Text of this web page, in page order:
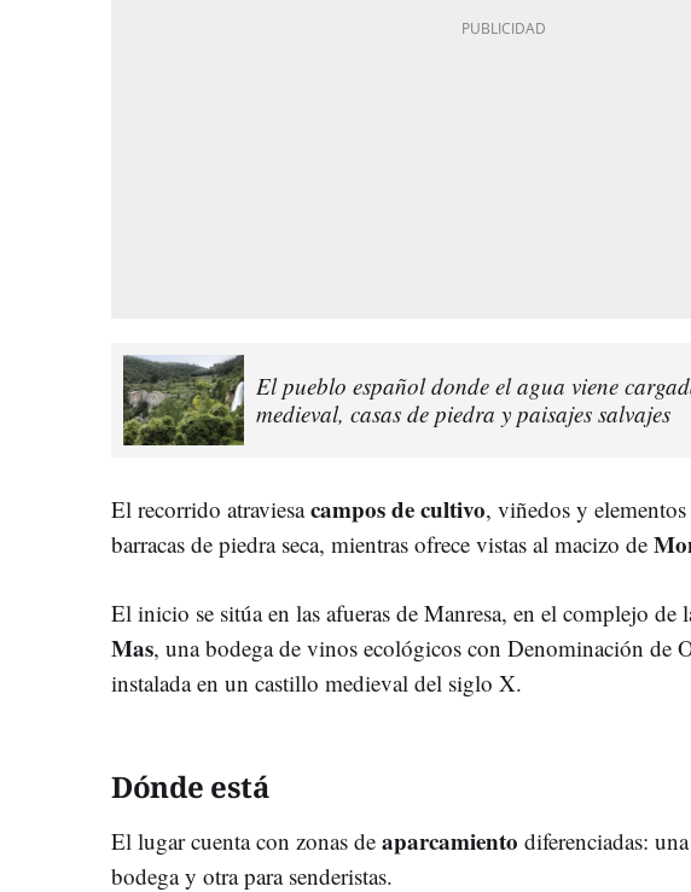
El pueblo español donde el agua viene
medieval, casas de piedra y paisajes salvajes
El recorrido atraviesacampos de cultivo, viñedos y
barracas de piedra seca, mientras ofrece vistas al macizo de
El inicio se sitúa en las afueras de Manresa, en el complejo de
Mas, una bodega de vinos ecológicos con Denominación de
instalada en un castillo medieval del siglo X.
Dónde está
El lugar cuenta con zonas de aparcamiento diferenciadas:
bodega y otra para senderistas.